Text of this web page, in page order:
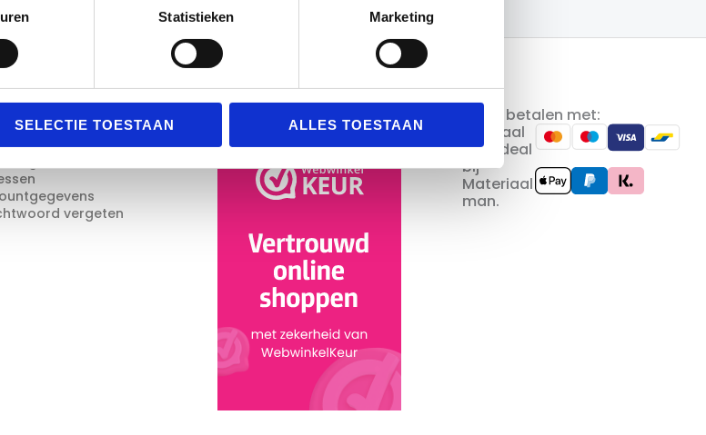
Statistieken Marketing
SELECTIE TOESTAAN ALLES TOESTAAN
Account
account
vergeten
Veilig betalen met: